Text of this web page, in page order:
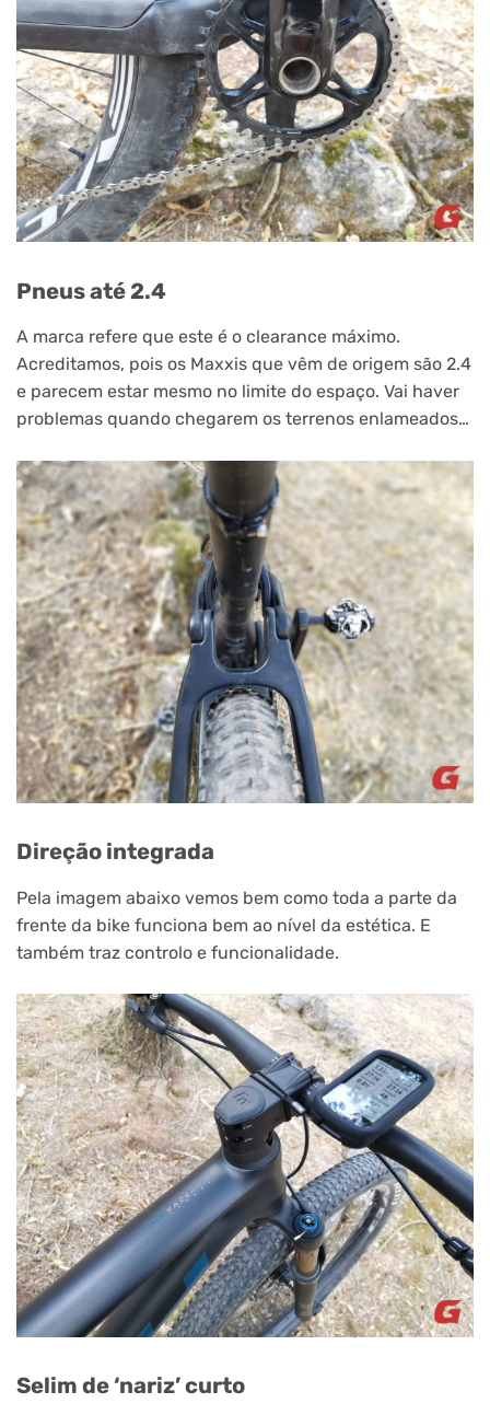
Pneus até 2.4
A marca refere que este é o clearance máximo.
Acreditamos, pois os Maxxis que vêm de origem são 2.4
e parecem estar mesmo no limite do espaço. Vai haver
problemas quando chegarem os terrenos enlameados…
Direção integrada
Pela imagem abaixo vemos bem como toda a parte da
frente da bike funciona bem ao nível da estética. E
também traz controlo e funcionalidade.
Selim de ‘nariz’ curto